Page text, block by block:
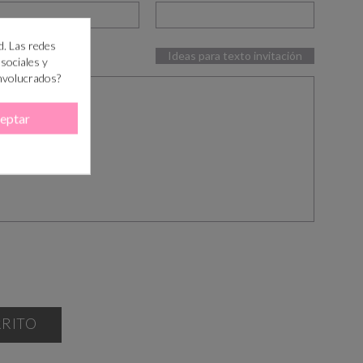
Ideas para texto invitación
Las redes
y